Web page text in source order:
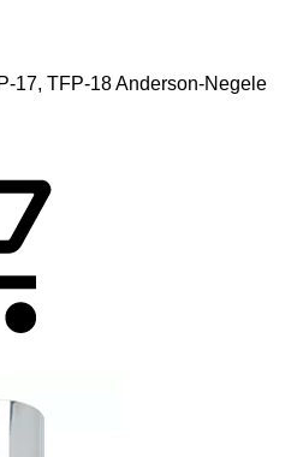
17, TFP-18 Anderson-Negele